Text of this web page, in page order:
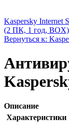
Kaspersky Internet
(2 ПК, 1 год, BOX)
Вернуться к:
Описание
Характеристики